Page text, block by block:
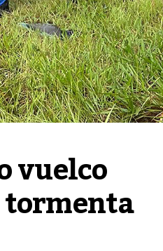
vuelco
tormenta